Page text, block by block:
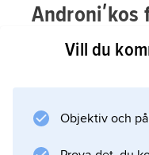
Androniʹkos
Androʹnikos
grekisk filosof.
betydande insats
Vill du
Objektiv och